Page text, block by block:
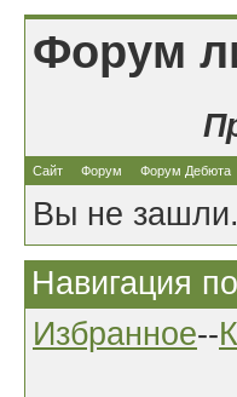
Форум
Сайт Форум Форум Дебюта
Вы не зашли.
Навигация
Избранное--